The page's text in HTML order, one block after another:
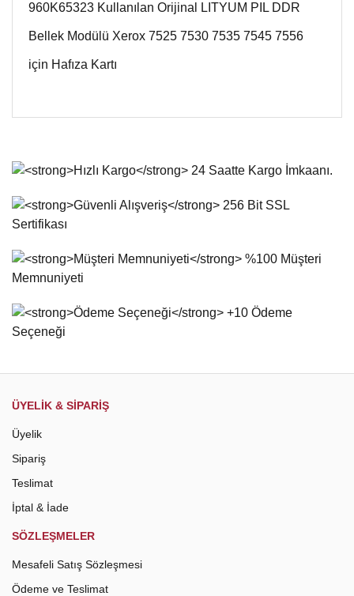
960K65323 Kullanılan Orijinal LITYUM PIL DDR
Bellek Modülü Xerox 7525 7530 7535 7545 7556
için Hafıza Kartı
Bu ürünün fiyat bilgisi, resim, ürün açıklamalarında ve diğer
Görüş ve önerileriniz için teşekkür ederiz.
Ürün resmi kalitesiz, bozuk veya görüntülenemiyor.
Ürün açıklamasında eksik bilgiler bulunuyor.
Ürün fiyatı diğer sitelerden daha pahalı.
ÜYELİK & SİPARİŞ
Üyelik
Sipariş
Teslimat
İptal & İade
SÖZLEŞMELER
Mesafeli Satış Sözleşmesi
Ödeme ve Teslimat